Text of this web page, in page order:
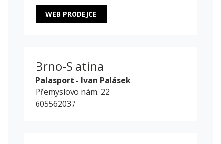
WEB PRODEJCE
Brno-Slatina
Palasport - Ivan Palásek
Přemyslovo nám. 22
605562037